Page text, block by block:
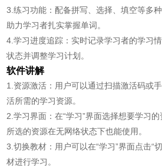
3.练习功能：配备拼写、选择、填空等多
助力学习者扎实掌握单词。
4.学习进度追踪：实时记录学习者的学习
状态并调整学习计划。
软件讲解
1.资源激活：用户可以通过扫描激活码或
活所需的学习资源。
2.学习界面：在“学习”界面选择想要学习的
所选的资源在无网络状态下也能使用。
3.切换教材：用户可以在“学习”界面点击“
材进行学习。